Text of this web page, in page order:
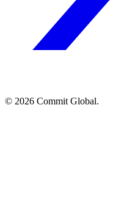
© 2026 Commit Global.